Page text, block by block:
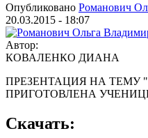
Опубликовано Романович
20.03.2015 - 18:07
Автор:
КОВАЛЕНКО ДИАНА
ПРЕЗЕНТАЦИЯ НА ТЕМУ
ПРИГОТОВЛЕНА
Скачать: